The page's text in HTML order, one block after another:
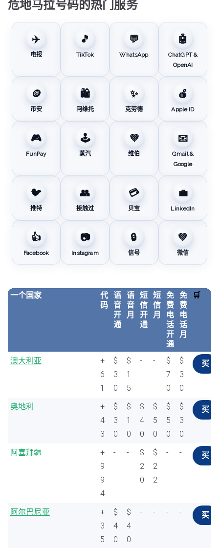
危地马拉号码的热门服务
✈️
电报
🎵
TikTok
💬
WhatsApp
🤖
ChatGPT &
OpenAI
🪙
币安
🛍️
阿维托
✨
克劳德
🍎
Apple ID
🎮
FunPay
🕹️
蒸汽
💜
维伯
📧
Gmail &
Google
🐦
推特
👥
接触过
💳
贝宝
💼
LinkedIn
👍
Facebook
📷
Instagram
🔒
信号
💚
微信
一个国家
代
码
语
音
开
通
语
音
月
短
信
开
通
短
信
月
免
费
电
话
开
通
免
费
电
话
月
🛒
澳大利亚
+
6
1
$
3
0
$
1
5
- -
$
7
0
$
3
0
买
奥地利
+
4
3
$
3
0
$
1
0
$
4
0
$
5
0
$
5
0
$
3
0
买
阿塞拜疆
+
9
9
4
- -
$
2
0
$
2
2
- - 买
阿尔巴尼亚
+
3
5
$
4
0
$
4
0
- - - - 买